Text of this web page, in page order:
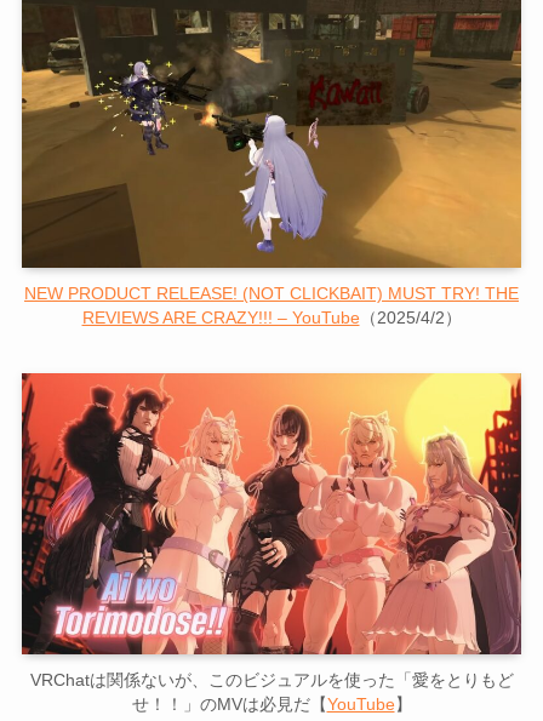
NEW PRODUCT RELEASE! (NOT CLICKBAIT) MUST TRY! THE
REVIEWS ARE CRAZY!!! – YouTube（2025/4/2）
VRChatは関係ないが、このビジュアルを使った「愛をとりもど
せ！！」のMVは必見だ【YouTube】